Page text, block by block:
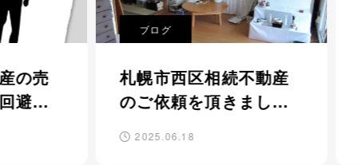
ブログ
札幌市西区相続不動産
のご依頼を頂きまし
2025.06.18